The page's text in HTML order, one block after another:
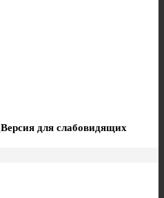
Версия для слабовидящих